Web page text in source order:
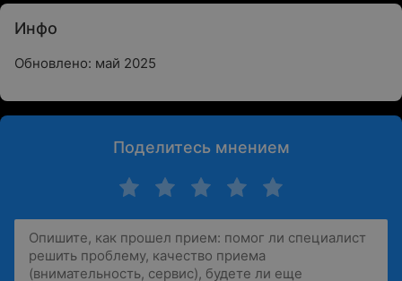
Инфо
Обновлено: май 2025
Поделитесь мнением